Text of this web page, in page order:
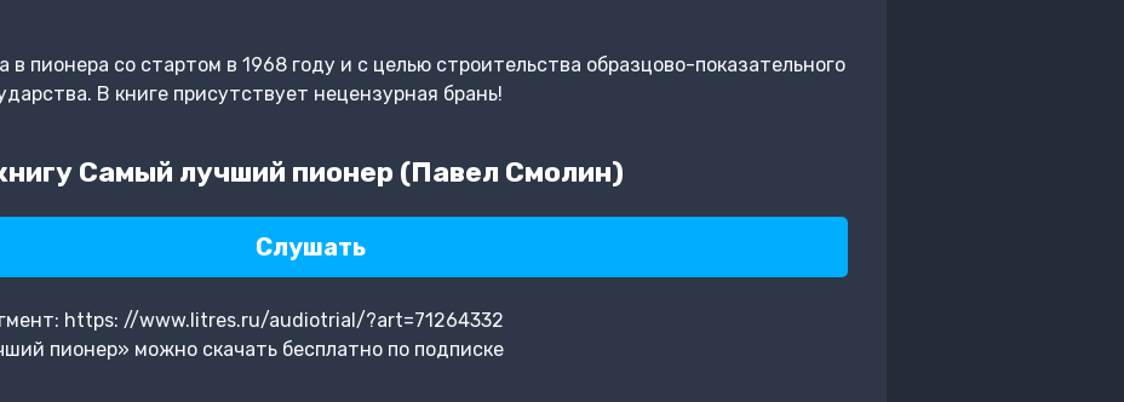
пионера со стартом в 1968 году и с целью строительства образцово-показательного
В книге присутствует нецензурная брань!
Самый лучший пионер (Павел Смолин)
Слушать
https: //www.litres.ru/audiotrial/?art=71264332
пионер» можно скачать бесплатно по подписке